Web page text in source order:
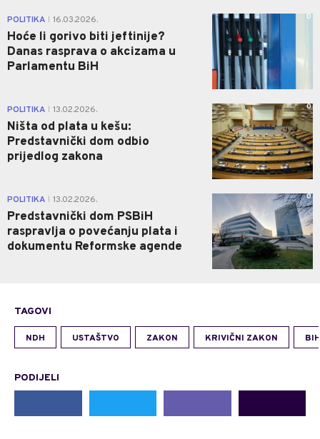
POLITIKA 16.03.2026.
Hoće li gorivo biti jeftinije?
Danas rasprava o akcizama u
Parlamentu BiH
0
POLITIKA 13.02.2026.
Ništa od plata u kešu:
Predstavnički dom odbio
prijedlog zakona
0
POLITIKA 13.02.2026.
Predstavnički dom PSBiH
raspravlja o povećanju plata i
dokumentu Reformske agende
0
TAGOVI
NDH USTAŠTVO ZAKON KRIVIČNI ZAKON BIH
PODIJELI